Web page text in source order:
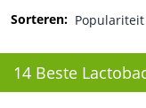
Sorteren: Populariteit
14 Beste